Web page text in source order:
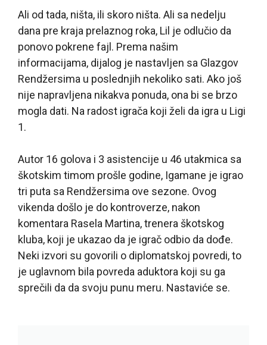
Ali od tada, ništa, ili skoro ništa. Ali sa nedelju
dana pre kraja prelaznog roka, Lil je odlučio da
ponovo pokrene fajl. Prema našim
informacijama, dijalog je nastavljen sa Glazgov
Rendžersima u poslednjih nekoliko sati. Ako još
nije napravljena nikakva ponuda, ona bi se brzo
mogla dati. Na radost igrača koji želi da igra u Ligi
1.
Autor 16 golova i 3 asistencije u 46 utakmica sa
škotskim timom prošle godine, Igamane je igrao
tri puta sa Rendžersima ove sezone. Ovog
vikenda došlo je do kontroverze, nakon
komentara Rasela Martina, trenera škotskog
kluba, koji je ukazao da je igrač odbio da dođe.
Neki izvori su govorili o diplomatskoj povredi, to
je uglavnom bila povreda aduktora koji su ga
sprečili da da svoju punu meru. Nastaviće se.